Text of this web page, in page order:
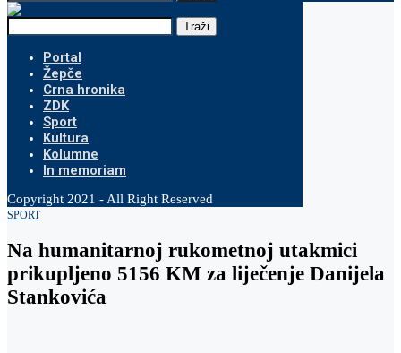
Traži
Portal
Žepče
Crna hronika
ZDK
Sport
Kultura
Kolumne
In memoriam
Copyright 2021 - All Right Reserved
SPORT
Na humanitarnoj rukometnoj utakmici
prikupljeno 5156 KM za liječenje Danijela
Stankovića